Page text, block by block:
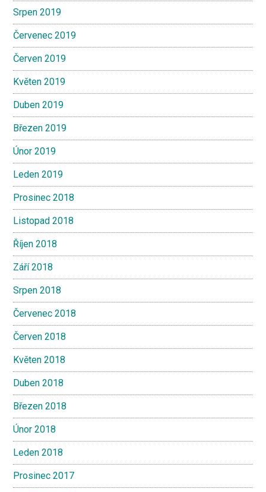
Srpen 2019
Červenec 2019
Červen 2019
Květen 2019
Duben 2019
Březen 2019
Únor 2019
Leden 2019
Prosinec 2018
Listopad 2018
Říjen 2018
Září 2018
Srpen 2018
Červenec 2018
Červen 2018
Květen 2018
Duben 2018
Březen 2018
Únor 2018
Leden 2018
Prosinec 2017